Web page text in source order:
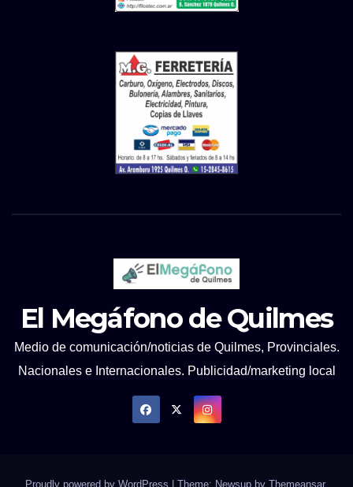
El Megáfono de Quilmes
Medio de comunicación/noticias de Quilmes, Provinciales.
Nacionales e Internacionales. Publicidad/marketing local
Proudly powered by WordPress Theme: Newsup by Themeansar.